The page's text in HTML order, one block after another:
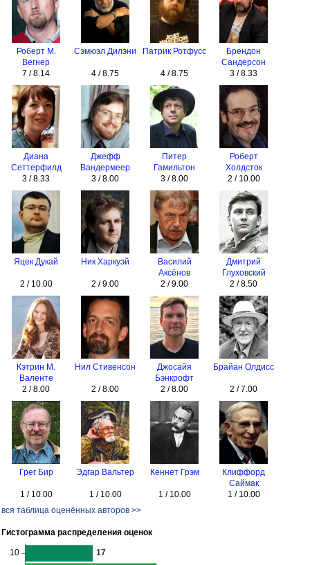
Роберт М.
Вегнер
7 / 8.14
Сэмюэл Дилэни
4 / 8.75
Патрик Ротфусс
4 / 8.75
Брендон
Сандерсон
3 / 8.33
Диана
Сеттерфилд
3 / 8.33
Джефф
Вандермеер
3 / 8.00
Питер
Гамильтон
3 / 8.00
Роберт
Холдсток
2 / 10.00
Яцек Дукай
2 / 10.00
Ник Харкуэй
2 / 9.00
Василий
Аксёнов
2 / 9.00
Дмитрий
Глуховский
2 / 8.50
Кэтрин М.
Валенте
2 / 8.00
Нил Стивенсон
2 / 8.00
Джосайя
Бэнкрофт
2 / 8.00
Брайан Олдисс
2 / 7.00
Грег Бир
1 / 10.00
Эдгар Вальтер
1 / 10.00
Кеннет Грэм
1 / 10.00
Клиффорд
Саймак
1 / 10.00
вся таблица оценённых авторов >>
Гистограмма распределения оценок